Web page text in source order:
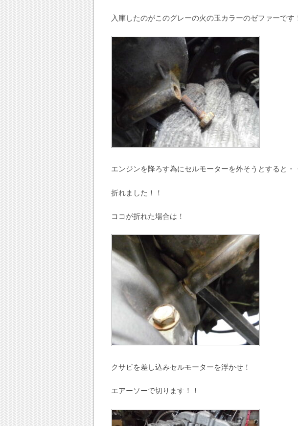
入庫したのがこのグレーの火の玉カラーのゼファーです
エンジンを降ろす為にセルモーターを外そうとすると・
折れました！！
ココが折れた場合は！
クサビを差し込みセルモーターを浮かせ！
エアーソーで切ります！！